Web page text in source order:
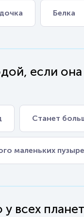
Белка
если
Станет
маленьких
всех